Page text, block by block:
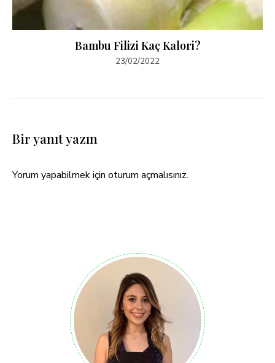
Bambu Filizi Kaç Kalori?
23/02/2022
Bir yanıt yazın
Yorum yapabilmek için oturum açmalısınız.